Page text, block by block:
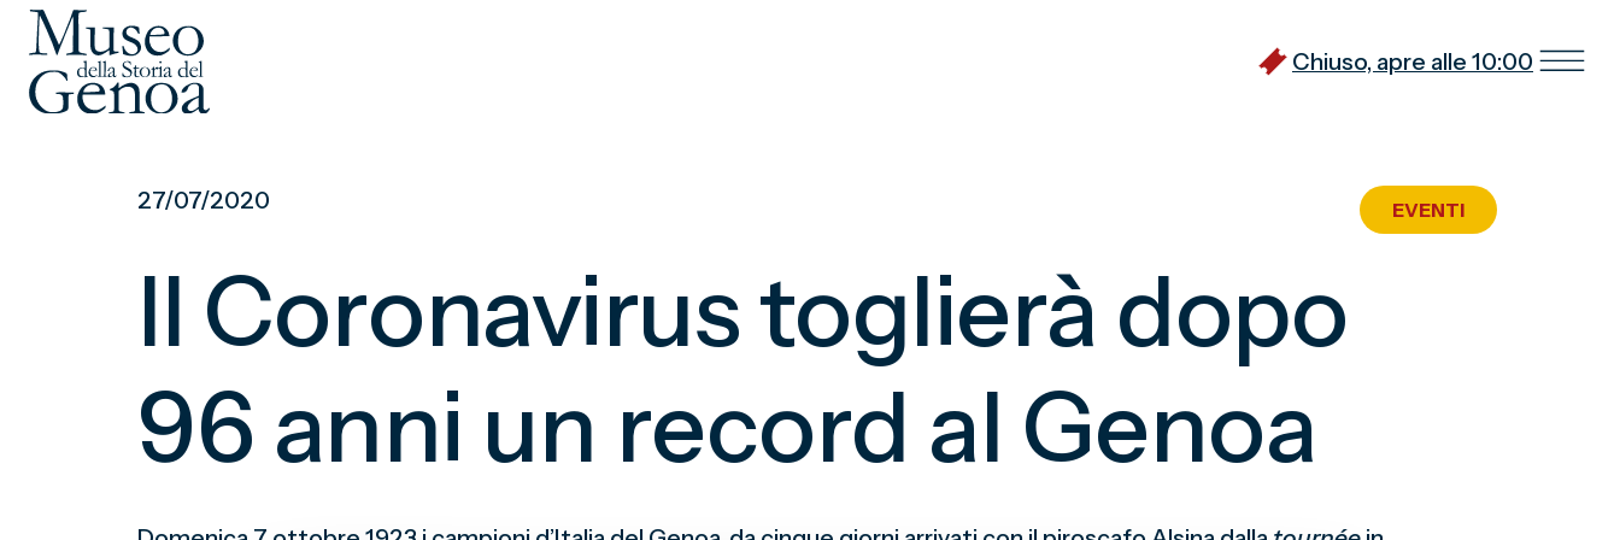
Chiuso, apre alle 10:00
27/07/2020 EVENTI
Il Coronavirus toglierà dopo
96 anni un record al Genoa